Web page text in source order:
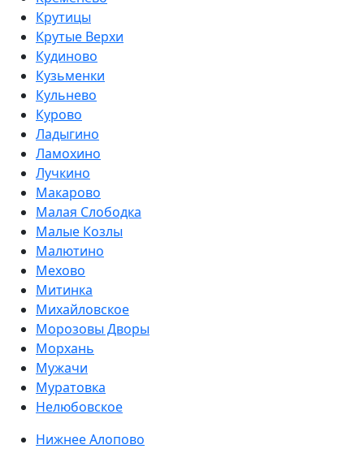
Крутицы
Крутые Верхи
Кудиново
Кузьменки
Кульнево
Курово
Ладыгино
Ламохино
Лучкино
Макарово
Малая Слободка
Малые Козлы
Малютино
Мехово
Митинка
Михайловское
Морозовы Дворы
Морхань
Мужачи
Муратовка
Нелюбовское
Нижнее Алопово